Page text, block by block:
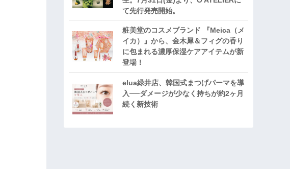
て先行発売開始。
粧美堂のコスメブランド 『Meica（メ
イカ）』から、金木犀＆フィグの香り
に包まれる濃厚保湿ケアアイテムが新
登場！
elua緑井店、韓国式まつげパーマを導
入──ダメージが少なく持ちが約2ヶ月
続く新技術